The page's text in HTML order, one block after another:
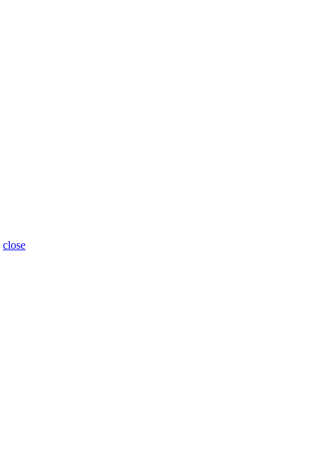
close